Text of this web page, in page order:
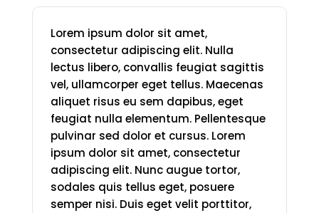
Lorem ipsum dolor sit amet,
consectetur adipiscing elit. Nulla
lectus libero, convallis feugiat sagittis
vel, ullamcorper eget tellus. Maecenas
aliquet risus eu sem dapibus, eget
feugiat nulla elementum. Pellentesque
pulvinar sed dolor et cursus. Lorem
ipsum dolor sit amet, consectetur
adipiscing elit. Nunc augue tortor,
sodales quis tellus eget, posuere
semper nisi. Duis eget velit porttitor,